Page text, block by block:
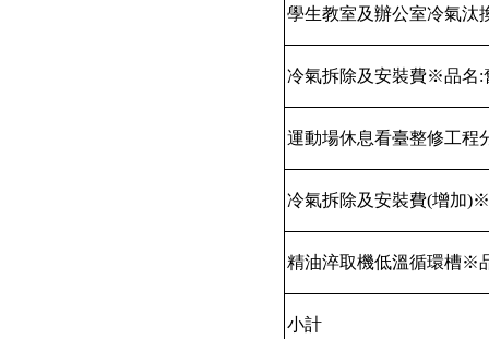
學生教室及辦公室冷氣
冷氣拆除及安裝費※品名:
運動場休息看臺整修工
冷氣拆除及安裝費(增加)※
精油淬取機低溫循環槽※
小計